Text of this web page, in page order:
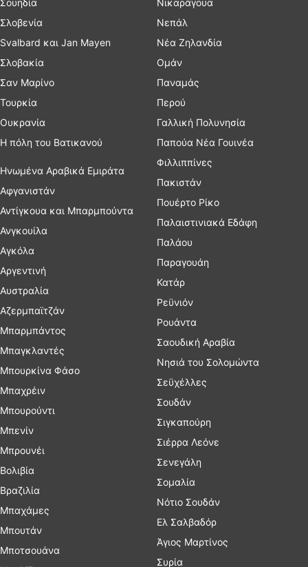
Σουηδία
Σλοβενία
Svalbard και Jan Mayen
Σλοβακία
Σαν Μαρίνο
Τουρκία
Ουκρανία
Η πόλη του Βατικανού
Ηνωμένα Αραβικά Εμιράτα
Αφγανιστάν
Αντίγκουα και Μπαρμπούντα
Ανγκουίλα
Αγκόλα
Αργεντινή
Αυστραλία
Αζερμπαϊτζάν
Μπαρμπάντος
Μπαγκλαντές
Μπουρκίνα Φάσο
Μπαχρέιν
Μπουρούντι
Μπενίν
Μπρουνέι
Βολιβία
Βραζιλία
Μπαχάμες
Μπουτάν
Μποτσουάνα
Νικαράγουα
Νεπάλ
Νέα Ζηλανδία
Ομάν
Παναμάς
Περού
Γαλλική Πολυνησία
Παπούα Νέα Γουινέα
Φιλλιππίνες
Πακιστάν
Πουέρτο Ρίκο
Παλαιστινιακά Εδάφη
Παλάου
Παραγουάη
Κατάρ
Ρεϋνιόν
Ρουάντα
Σαουδική Αραβία
Νησιά του Σολομώντα
Σεϋχέλλες
Σουδάν
Σιγκαπούρη
Σιέρρα Λεόνε
Σενεγάλη
Σομαλία
Νότιο Σουδάν
Ελ Σαλβαδόρ
Άγιος Μαρτίνος
Συρία